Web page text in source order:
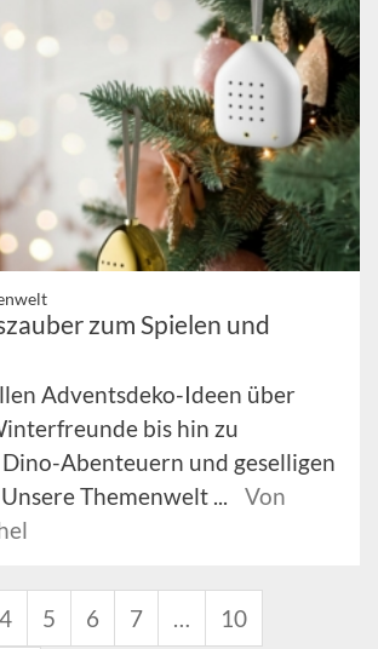
zum Spielen und
Adventsdeko-Ideen über
bis hin zu
Abenteuern und geselligen
Themenwelt ...
Von
4 5 6 7 … 10